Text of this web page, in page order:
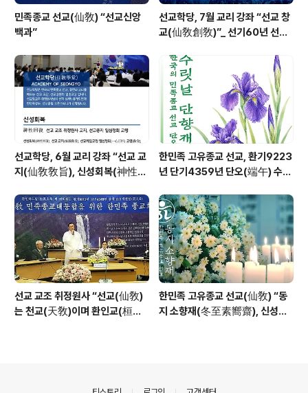
민족종교 선교(仙敎) “선교신앙
백과”
선교학당, 7월 교리 강좌 “선교 창
교(仙敎創敎)”_ 선기60년 선교
선교학당, 6월 교리 강좌 “선교 교
지(仙敎敎旨), 신성회복(神性回
열린학당
한민족 고유종교 선교, 환기9223
년 단기4359년 단오(端午) 수릿
사님 신성교화법문
선교 교조 취정원사 “선교(仙敎)
는 천교(天敎)이며 환인교(桓因
한민족 고유종교 선교(仙敎) “동
지 소향재(冬至素嚮齋), 신성의